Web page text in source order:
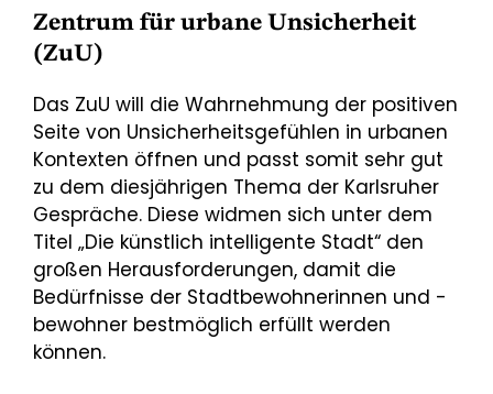
Zentrum für urbane Unsicherheit
(ZuU)
Das ZuU will die Wahrnehmung der positiven
Seite von Unsicherheitsgefühlen in urbanen
Kontexten öffnen und passt somit sehr gut
zu dem diesjährigen Thema der Karlsruher
Gespräche. Diese widmen sich unter dem
Titel „Die künstlich intelligente Stadt“ den
großen Herausforderungen, damit die
Bedürfnisse der Stadtbewohnerinnen und -
bewohner bestmöglich erfüllt werden
können.